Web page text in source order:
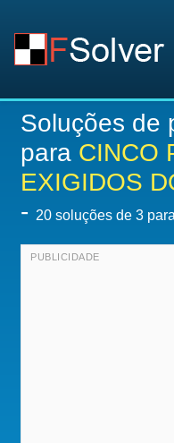
Soluções de
para CINCO
EXIGIDOS
- 20 soluções de 3